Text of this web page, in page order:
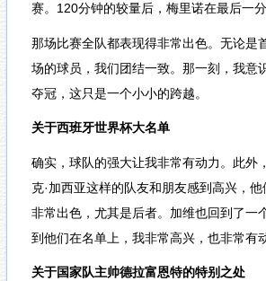
赛。120分钟的较量后，梅里诺在最后一分
那场比赛全队都表现得非常出色。无论是
场的球员，我们团结一致。那一刻，我意
夺冠，这只是一个小小的跨越。
关于西班牙世界杯大名单
确实，球队的强大让我非常有动力。此外
克·加西亚这样的队友和朋友感到高兴，
非常出色，尤其是后者。加维也回到了一
到他们在名单上，我非常高兴，也非常有
关于国家队主帅德拉富恩特的特别之处